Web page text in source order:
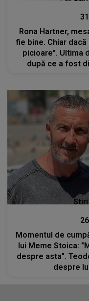
Rona Hartner,
fie bine. Chiar dacă
picioare". Ultima
după ce a fost
Momentul de
lui Meme Stoica:
despre asta".
despre